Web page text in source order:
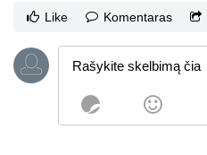
Like Komentaras